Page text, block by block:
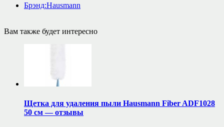
Брэнд:Hausmann
Вам также будет интересно
Щетка для удаления пыли Hausmann Fiber ADF1028
50 см — отзывы